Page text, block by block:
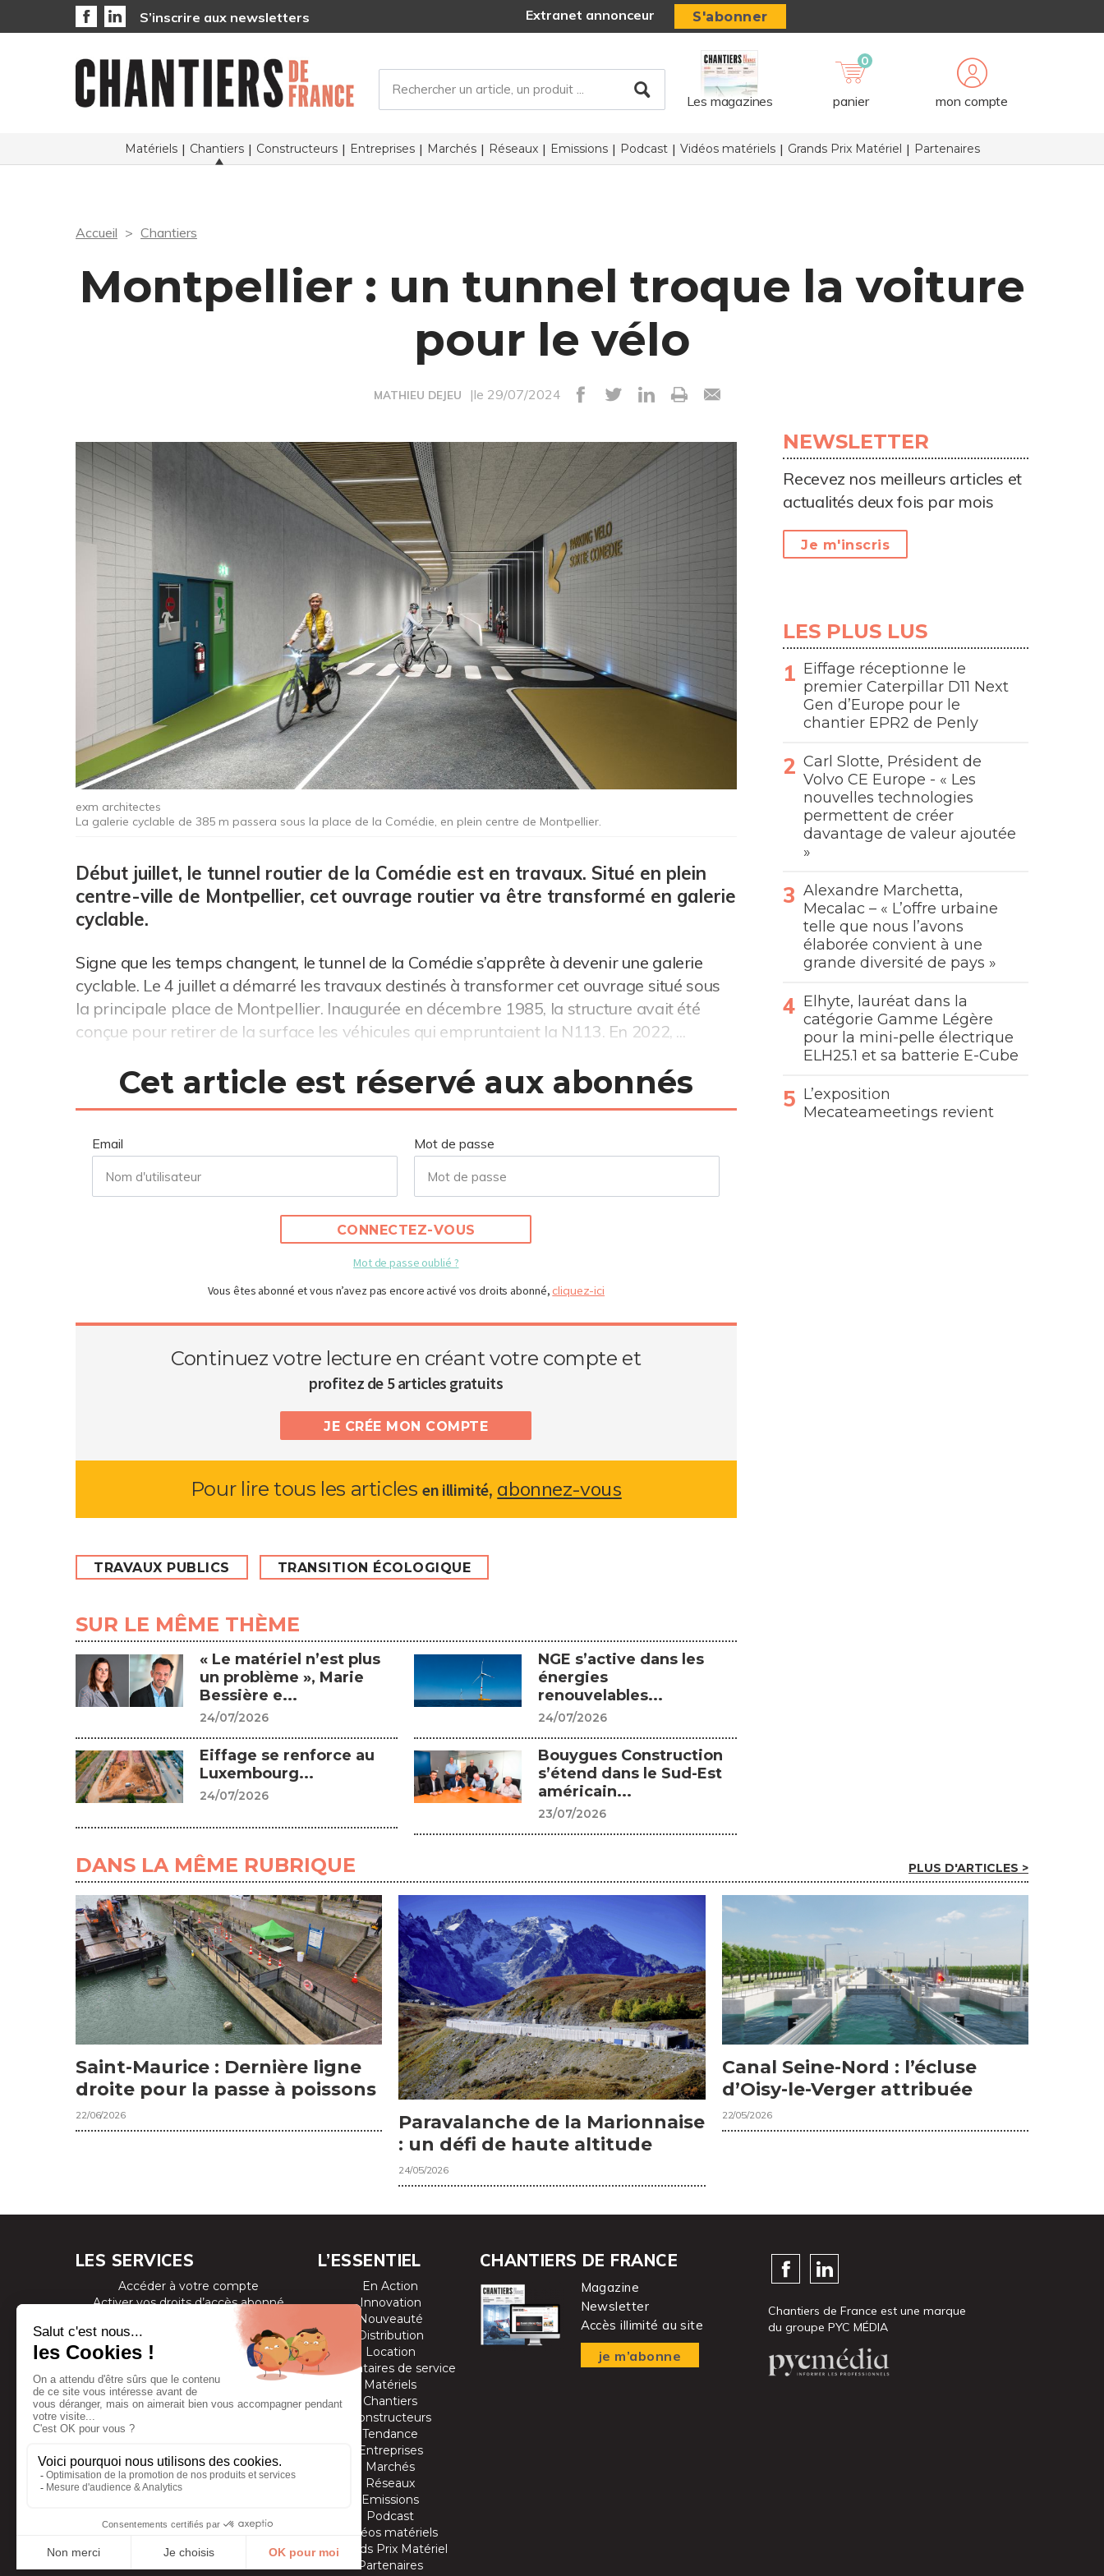
S’inscrire aux newsletters Extranet annonceur S'abonner
Les magazines
0
panier mon compte
Matériels Chantiers Constructeurs Entreprises Marchés Réseaux Emissions Podcast Vidéos matériels Grands Prix Matériel Partenaires
Accueil Chantiers
Montpellier : un tunnel troque la voiture
pour le vélo
MATHIEU DEJEU |le 29/07/2024
exm architectes
La galerie cyclable de 385 m passera sous la place de la Comédie, en plein centre de Montpellier.
Début juillet, le tunnel routier de la Comédie est en travaux. Situé en plein
centre-ville de Montpellier, cet ouvrage routier va être transformé en galerie
cyclable.
Signe que les temps changent, le tunnel de la Comédie s’apprête à devenir une galerie
cyclable. Le 4 juillet a démarré les travaux destinés à transformer cet ouvrage situé sous
la principale place de Montpellier. Inaugurée en décembre 1985, la structure avait été
conçue pour retirer de la surface les véhicules qui empruntaient la N113. En 2022, ...
Cet article est réservé aux abonnés
Email Mot de passe
CONNECTEZ-VOUS
Mot de passe oublié ?
Vous êtes abonné et vous n’avez pas encore activé vos droits abonné, cliquez-ici
Continuez votre lecture en créant votre compte et
profitez de 5 articles gratuits
JE CRÉE MON COMPTE
Pour lire tous les articlesen illimité, abonnez-vous
TRAVAUX PUBLICS TRANSITION ÉCOLOGIQUE
SUR LE MÊME THÈME
« Le matériel n’est plus
un problème », Marie
Bessière e...
24/07/2026
NGE s’active dans les
énergies
renouvelables...
24/07/2026
Eiffage se renforce au
Luxembourg...
24/07/2026
Bouygues Construction
s’étend dans le Sud-Est
américain...
23/07/2026
NEWSLETTER
Recevez nos meilleurs articles et
actualités deux fois par mois
Je m'inscris
LES PLUS LUS
Eiffage réceptionne le
premier Caterpillar D11 Next
Gen d’Europe pour le
chantier EPR2 de Penly
Carl Slotte, Président de
Volvo CE Europe - « Les
nouvelles technologies
permettent de créer
davantage de valeur ajoutée
»
Alexandre Marchetta,
Mecalac – « L’offre urbaine
telle que nous l’avons
élaborée convient à une
grande diversité de pays »
Elhyte, lauréat dans la
catégorie Gamme Légère
pour la mini-pelle électrique
ELH25.1 et sa batterie E-Cube
L’exposition
Mecateameetings revient
DANS LA MÊME RUBRIQUE PLUS D'ARTICLES >
Saint-Maurice : Dernière ligne
droite pour la passe à poissons
22/06/2026
Paravalanche de la Marionnaise
: un défi de haute altitude
24/05/2026
Canal Seine-Nord : l’écluse
d’Oisy-le-Verger attribuée
22/05/2026
LES SERVICES
Accéder à votre compte
Activer vos droits d’accès abonné
Consulter les magazines
S’inscrire aux newsletters
Devenir annonceur
Se connecter à l’extranet annonceur
Nous contacter
L’ESSENTIEL
En Action
Innovation
Nouveauté
Distribution
Location
Prestataires de service
Matériels
Chantiers
Constructeurs
Tendance
Entreprises
Marchés
Réseaux
Emissions
Podcast
Vidéos matériels
Grands Prix Matériel
Partenaires
CHANTIERS DE FRANCE
Magazine
Newsletter
Accès illimité au site
je m’abonne
Chantiers de France est une marque
du groupe PYC MÉDIA